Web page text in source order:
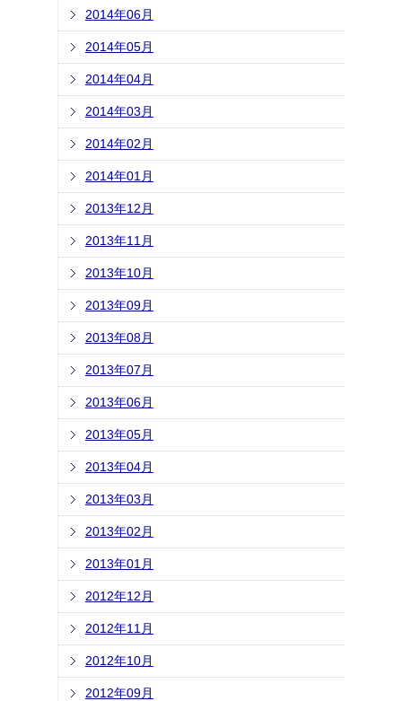
2014年06月
2014年05月
2014年04月
2014年03月
2014年02月
2014年01月
2013年12月
2013年11月
2013年10月
2013年09月
2013年08月
2013年07月
2013年06月
2013年05月
2013年04月
2013年03月
2013年02月
2013年01月
2012年12月
2012年11月
2012年10月
2012年09月